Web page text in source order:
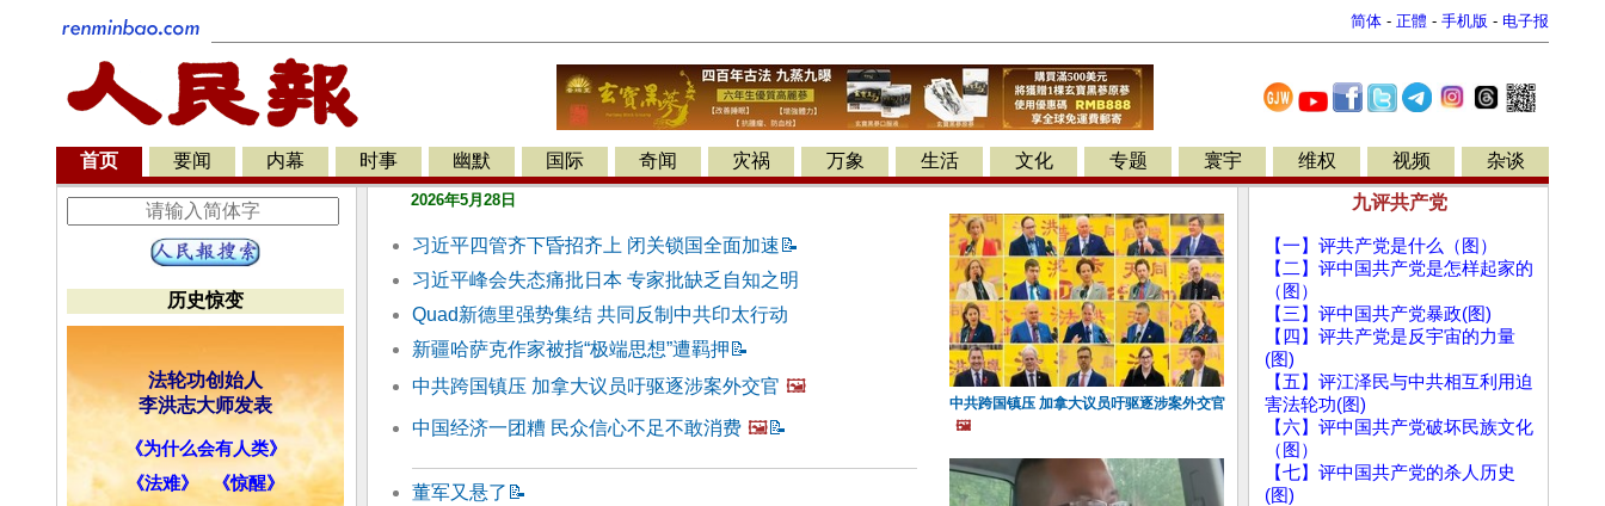
简体 - 正體 - 手机版 - 电子报
首页 要闻 内幕 时事 幽默 国际 奇闻 灾祸 万象 生活 文化 专题 寰宇 维权 视频 杂谈
历史惊变
法轮功创始人
李洪志大师发表
《为什么会有人类》
《法难》
《惊醒》
2026年5月28日
习近平四管齐下昏招齐上 闭关锁国全面加速 📝
习近平峰会失态痛批日本 专家批缺乏自知之明
Quad新德里强势集结 共同反制中共印太行动
新疆哈萨克作家被指“极端思想”遭羁押 📝
中共跨国镇压 加拿大议员吁驱逐涉案外交官 🖼️
中国经济一团糟 民众信心不足不敢消费 🖼️📝
董军又悬了 📝
中共跨国镇压 加拿大议员吁驱逐涉案外交官
🖼️
九评共产党
【一】评共产党是什么（图）
【二】评中国共产党是怎样起家的
（图）
【三】评中国共产党暴政(图)
【四】评共产党是反宇宙的力量
(图)
【五】评江泽民与中共相互利用迫
害法轮功(图)
【六】评中国共产党破坏民族文化
（图）
【七】评中国共产党的杀人历史
(图)